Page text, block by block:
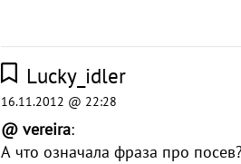
Lucky_idler
16.11.2012 @ 22:28
@ vereira:
А что означала фраза про